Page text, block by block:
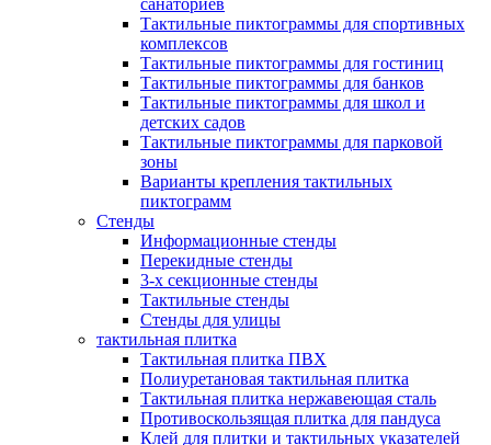
санаториев
Тактильные пиктограммы для спортивных
комплексов
Тактильные пиктограммы для гостиниц
Тактильные пиктограммы для банков
Тактильные пиктограммы для школ и
детских садов
Тактильные пиктограммы для парковой
зоны
Варианты крепления тактильных
пиктограмм
Стенды
Информационные стенды
Перекидные стенды
3-х секционные стенды
Тактильные стенды
Стенды для улицы
тактильная плитка
Тактильная плитка ПВХ
Полиуретановая тактильная плитка
Тактильная плитка нержавеющая сталь
Противоскользящая плитка для пандуса
Клей для плитки и тактильных указателей